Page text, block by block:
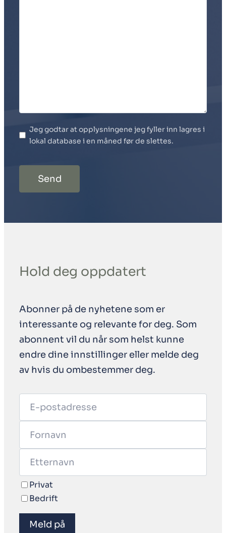
Jeg godtar at opplysningene jeg fyller inn lagres i
lokal database i en måned før de slettes.
Send
Hold deg oppdatert
Abonner på de nyhetene som er
interessante og relevante for deg. Som
abonnent vil du når som helst kunne
endre dine innstillinger eller melde deg
av hvis du ombestemmer deg.
Privat
Bedrift
Meld på